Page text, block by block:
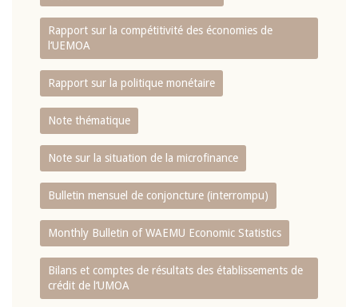
Rapport sur la compétitivité des économies de
l‘UEMOA
Rapport sur la politique monétaire
Note thématique
Note sur la situation de la microfinance
Bulletin mensuel de conjoncture (interrompu)
Monthly Bulletin of WAEMU Economic Statistics
Bilans et comptes de résultats des établissements de
crédit de l‘UMOA